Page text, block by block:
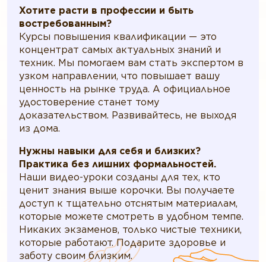
Хотите расти в профессии и быть
востребованным?
Курсы повышения квалификации — это
концентрат самых актуальных знаний и
техник. Мы помогаем вам стать экспертом в
узком направлении, что повышает вашу
ценность на рынке труда. А официальное
удостоверение станет тому
доказательством. Развивайтесь, не выходя
из дома.
Нужны навыки для себя и близких?
Практика без лишних формальностей.
Наши видео-уроки созданы для тех, кто
ценит знания выше корочки. Вы получаете
доступ к тщательно отснятым материалам,
которые можете смотреть в удобном темпе.
Никаких экзаменов, только чистые техники,
которые работают. Подарите здоровье и
заботу своим близким.